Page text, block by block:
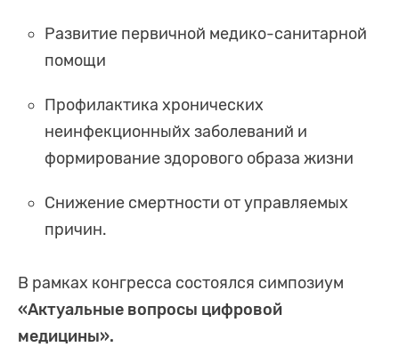
Развитие первичной медико-санитарной
помощи
Профилактика хронических
неинфекционныйх заболеваний и
формирование здорового образа жизни
Снижение смертности от управляемых
причин.
В рамках конгресса состоялся симпозиум
«Актуальные вопросы цифровой
медицины».